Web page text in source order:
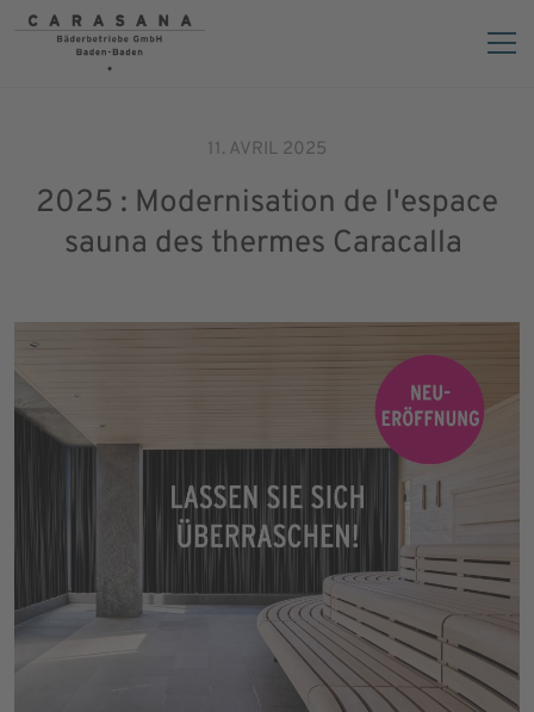
11. AVRIL 2025
2025 : Modernisation de l'espace
sauna des thermes Caracalla